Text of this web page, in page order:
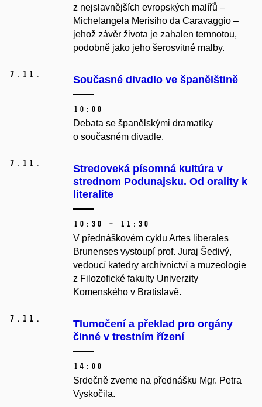
z nejslavnějších evropských malířů –⁠⁠⁠⁠⁠⁠
Michelangela Merisiho da Caravaggio –⁠⁠⁠⁠⁠⁠
jehož závěr života je zahalen temnotou,
podobně jako jeho šerosvitné malby.
7. 11. Současné divadlo ve španělštině
10:00
Debata se španělskými dramatiky
o současném divadle.
7. 11.
Stredoveká písomná kultúra v
strednom Podunajsku. Od orality k
literalite
10:30 – 11:30
V přednáškovém cyklu Artes liberales
Brunenses vystoupí prof. Juraj Šedivý,
vedoucí katedry archivnictví a muzeologie
z Filozofické fakulty Univerzity
Komenského v Bratislavě.
7. 11.
Tlumočení a překlad pro orgány
činné v trestním řízení
14:00
Srdečně zveme na přednášku Mgr. Petra
Vyskočila.